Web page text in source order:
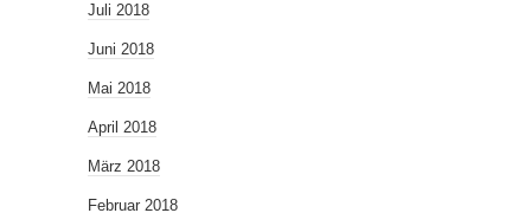
Juli 2018
Juni 2018
Mai 2018
April 2018
März 2018
Februar 2018